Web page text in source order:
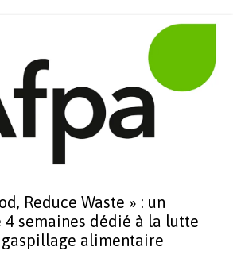
Reduce Waste » : un
4 semaines dédié à la lutte
alimentaire